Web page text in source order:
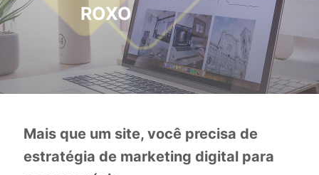
ROXO
Mais que um site, você precisa de
estratégia de marketing digital para